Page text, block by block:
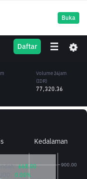
Buka
Daftar Volume 24jam
(MOODENG)
Volume 24jam
(IDR)
77,320.36
Kedalaman
668.00
0.00%